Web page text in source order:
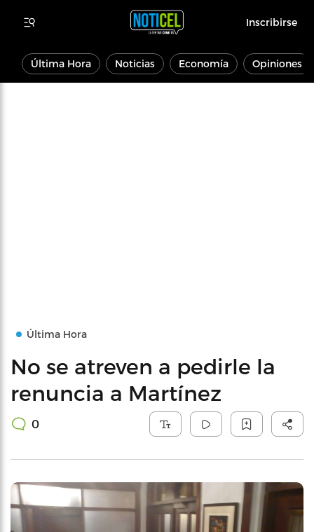
Inscribirse
Última Hora Noticias Economía Opiniones
Última Hora
No se atreven a pedirle la
renuncia a Martínez
0